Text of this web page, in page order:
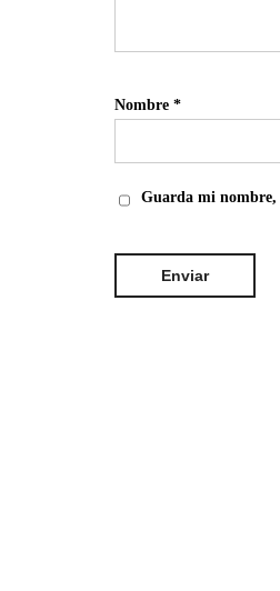
Nombre *
Guarda mi nombre,